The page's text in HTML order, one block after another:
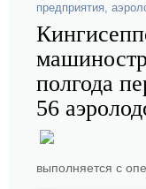
предприятия,
полгода
56
выполняется с